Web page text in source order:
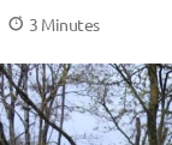
3 Minutes